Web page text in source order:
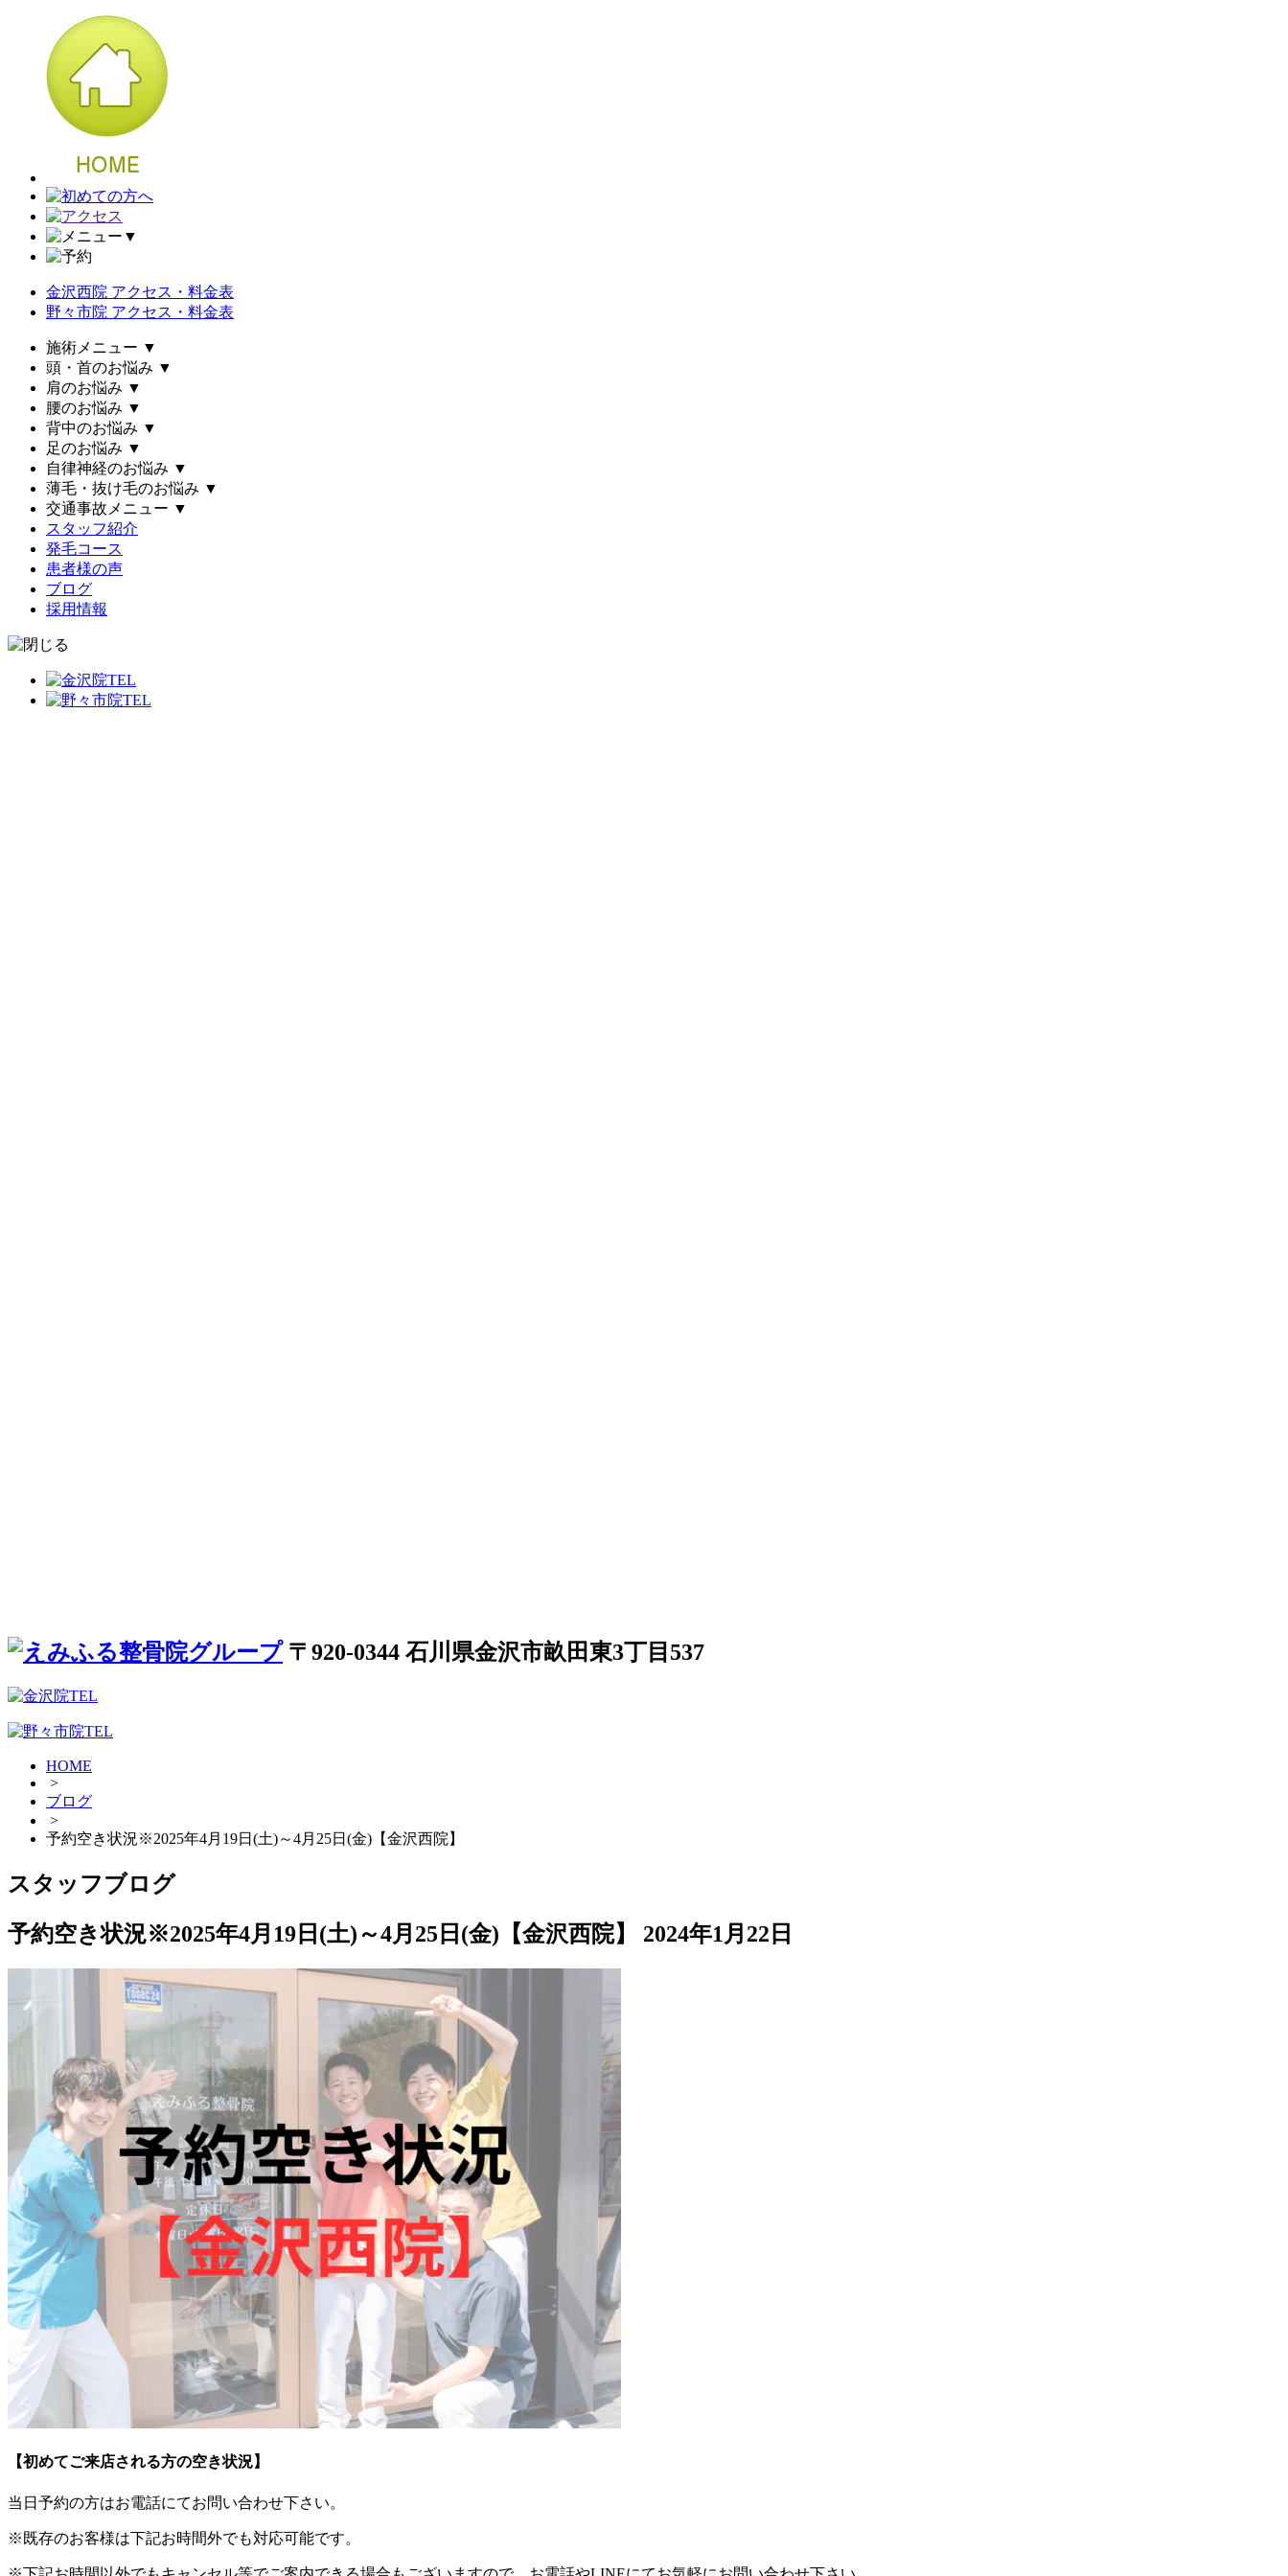
▼
金沢西院 アクセス・料金表
野々市院 アクセス・料金表
施術メニュー ▼
頭・首のお悩み ▼
肩のお悩み ▼
腰のお悩み ▼
背中のお悩み ▼
足のお悩み ▼
自律神経のお悩み ▼
薄毛・抜け毛のお悩み ▼
交通事故メニュー ▼
スタッフ紹介
発毛コース
患者様の声
ブログ
採用情報
〒920-0344 石川県金沢市畝田東3丁目537
HOME
>
ブログ
>
予約空き状況※2025年4月19日(土)～4月25日(金)【金沢西院】
スタッフブログ
予約空き状況※2025年4月19日(土)～4月25日(金)【金沢西院】
2024年1月22日
【初めてご来店される方の空き状況】
当日予約の方はお電話にてお問い合わせ下さい。
※既存のお客様は下記お時間外でも対応可能です。